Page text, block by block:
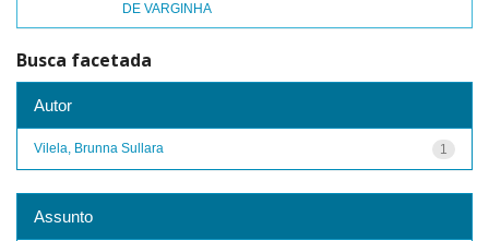
DE VARGINHA
Busca facetada
Autor
1
Vilela, Brunna Sullara
Assunto